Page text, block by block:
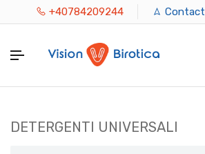
+40784209244 Contact
DETERGENTI UNIVERSALI